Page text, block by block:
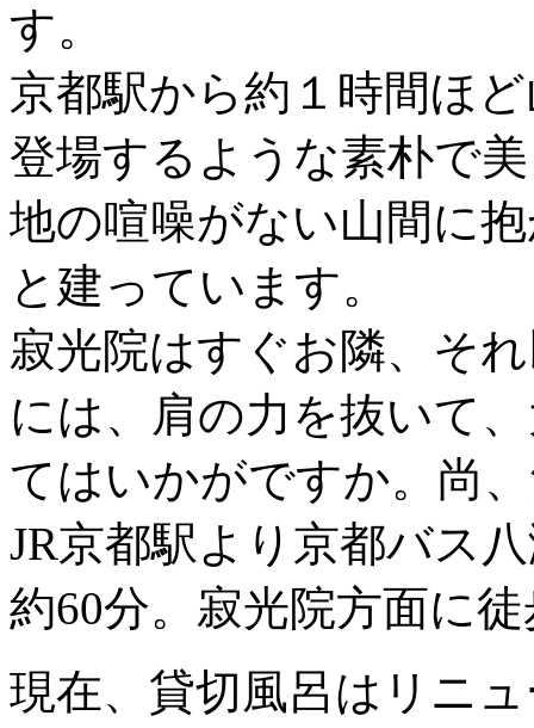
す。
京都駅から約１時間ほ
登場するような素朴で
地の喧噪がない山間に
と建っています。
寂光院はすぐお隣、そ
には、肩の力を抜いて
てはいかがですか。尚
JR京都駅より京都バス
約60分。寂光院方面に
現在、貸切風呂はリニ